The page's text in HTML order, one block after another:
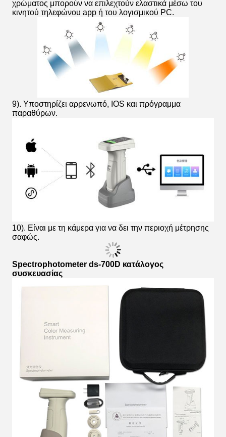
χρώματος μπορούν να επιλεχτούν ελαστικά μέσω του
κινητού τηλεφώνου app ή του λογισμικού PC.
9). Υποστηρίζει αρρενωπό, IOS και πρόγραμμα
παραθύρων.
10). Είναι με τη κάμερα για να δει την περιοχή μέτρησης
σαφώς.
Spectrophotometer ds-700D κατάλογος
συσκευασίας